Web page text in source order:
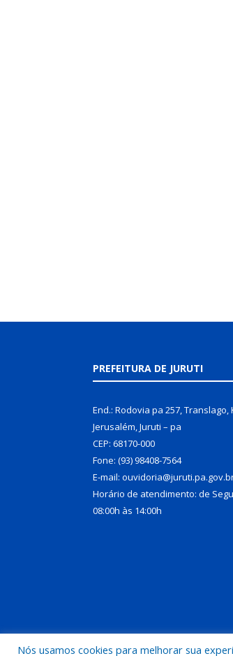
PREFEITURA DE JURUTI
End.: Rodovia pa 257, Translago,
Jerusalém, Juruti – pa
CEP: 68170-000
Fone: (93) 98408-7564
E-mail:
Horário de atendimento: de
08:00h às 14:00h
Nós usamos cookies para melhorar sua